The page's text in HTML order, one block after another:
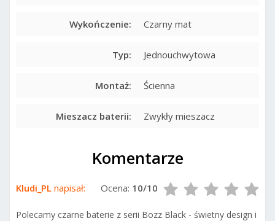
Wykończenie: Czarny mat
Typ: Jednouchwytowa
Montaż: Ścienna
Mieszacz baterii: Zwykły mieszacz
Komentarze
Kludi_PL napisał: Ocena: 10/10
Polecamy czarne baterie z serii Bozz Black - świetny design i